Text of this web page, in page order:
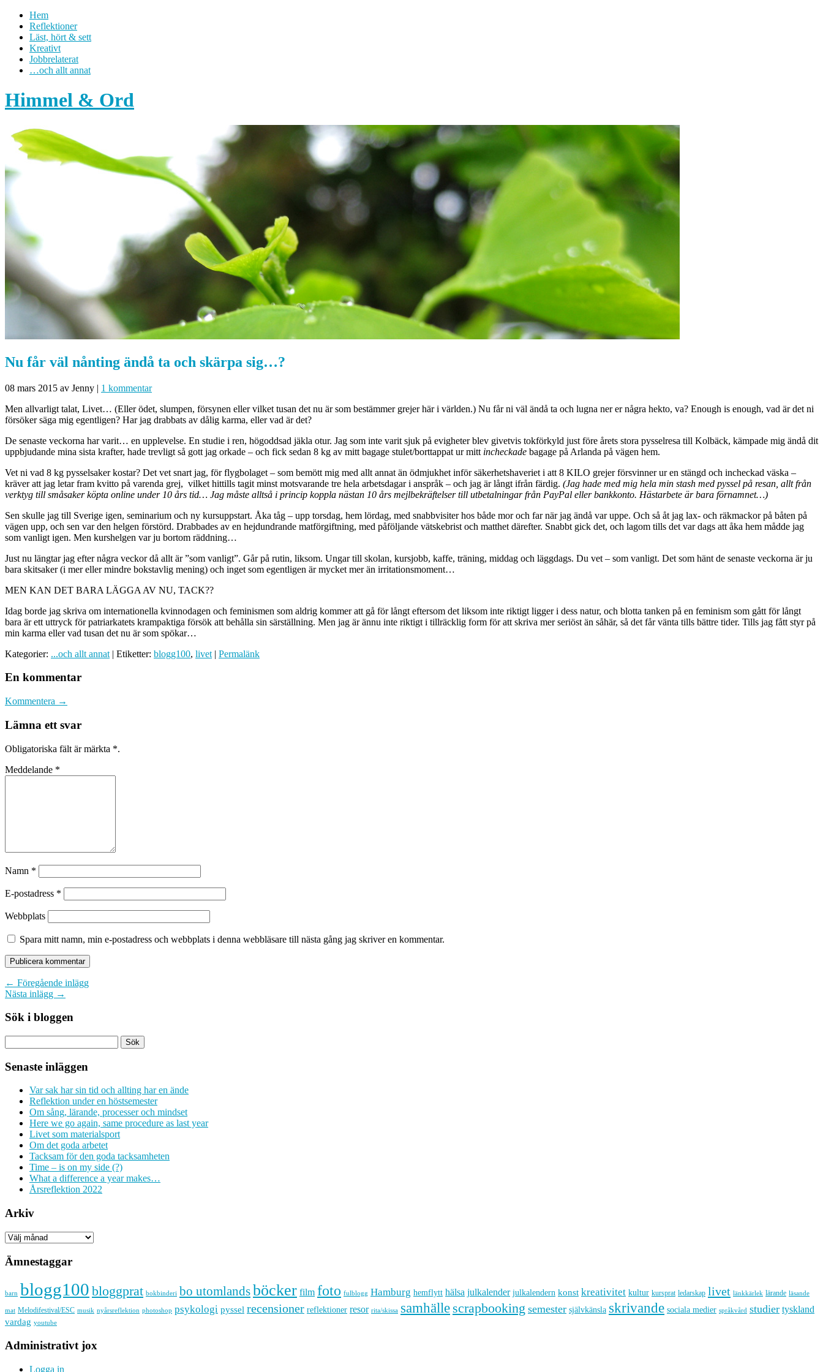
Hem
Reflektioner
Läst, hört & sett
Kreativt
Jobbrelaterat
…och allt annat
Himmel & Ord
Nu får väl nånting ändå ta och skärpa sig…?
08 mars 2015 av Jenny | 1 kommentar
Men allvarligt talat, Livet… (Eller ödet, slumpen, försynen eller vilket tusan det nu är som bestämmer grejer här i världen.) Nu får ni väl ändå ta och lugna ner er några hekto, va? Enough is enough, vad är det ni
försöker säga mig egentligen? Har jag drabbats av dålig karma, eller vad är det?
De senaste veckorna har varit… en upplevelse. En studie i ren, högoddsad jäkla otur. Jag som inte varit sjuk på evigheter blev givetvis tokförkyld just före årets stora pysselresa till Kolbäck, kämpade mig ändå dit
uppbjudande mina sista krafter, hade trevligt så gott jag orkade – och fick sedan 8 kg av mitt bagage stulet/borttappat ur mitt incheckade bagage på Arlanda på vägen hem.
Vet ni vad 8 kg pysselsaker kostar? Det vet snart jag, för flygbolaget – som bemött mig med allt annat än ödmjukhet inför säkerhetshaveriet i att 8 KILO grejer försvinner ur en stängd och incheckad väska –
kräver att jag letar fram kvitto på varenda grej, vilket hittills tagit minst motsvarande tre hela arbetsdagar i anspråk – och jag är långt ifrån färdig. (Jag hade med mig hela min stash med pyssel på resan, allt från
verktyg till småsaker köpta online under 10 års tid… Jag måste alltså i princip koppla nästan 10 års mejlbekräftelser till utbetalningar från PayPal eller bankkonto. Hästarbete är bara förnamnet…)
Sen skulle jag till Sverige igen, seminarium och ny kursuppstart. Åka tåg – upp torsdag, hem lördag, med snabbvisiter hos både mor och far när jag ändå var uppe. Och så åt jag lax- och räkmackor på båten på
vägen upp, och sen var den helgen förstörd. Drabbades av en hejdundrande matförgiftning, med påföljande vätskebrist och matthet därefter. Snabbt gick det, och lagom tills det var dags att åka hem mådde jag
som vanligt igen. Men kurshelgen var ju bortom räddning…
Just nu längtar jag efter några veckor då allt är ”som vanligt”. Går på rutin, liksom. Ungar till skolan, kursjobb, kaffe, träning, middag och läggdags. Du vet – som vanligt. Det som hänt de senaste veckorna är ju
bara skitsaker (i mer eller mindre bokstavlig mening) och inget som egentligen är mycket mer än irritationsmoment…
MEN KAN DET BARA LÄGGA AV NU, TACK??
Idag borde jag skriva om internationella kvinnodagen och feminismen som aldrig kommer att gå för långt eftersom det liksom inte riktigt ligger i dess natur, och blotta tanken på en feminism som gått för långt
bara är ett uttryck för patriarkatets krampaktiga försök att behålla sin särställning. Men jag är ännu inte riktigt i tillräcklig form för att skriva mer seriöst än såhär, så det får vänta tills bättre tider. Tills jag fått styr på
min karma eller vad tusan det nu är som spökar…
Kategorier: ...och allt annat | Etiketter: blogg100, livet | Permalänk
En kommentar
Kommentera →
Lämna ett svar
Obligatoriska fält är märkta *.
Meddelande *
Namn *
E-postadress *
Webbplats
Spara mitt namn, min e-postadress och webbplats i denna webbläsare till nästa gång jag skriver en kommentar.
← Föregående inlägg
Nästa inlägg →
Sök i bloggen
Senaste inläggen
Var sak har sin tid och allting har en ände
Reflektion under en höstsemester
Om sång, lärande, processer och mindset
Here we go again, same procedure as last year
Livet som materialsport
Om det goda arbetet
Tacksam för den goda tacksamheten
Time – is on my side (?)
What a difference a year makes…
Årsreflektion 2022
Arkiv
Arkiv
Ämnestaggar
barn blogg100 bloggprat bokbinderi bo utomlandsböcker film foto fulblogg Hamburg hemflytt hälsa julkalender julkalendern konst kreativitet kultur kursprat ledarskap livet länkkärlek lärande läsande
mat Melodifestival/ESC musik nyårsreflektion photoshop psykologi pyssel recensioner reflektioner resor rita/skissa samhälle scrapbooking semester självkänsla skrivande sociala medier språkvård studier tyskland
vardag youtube
Administrativt jox
Logga in